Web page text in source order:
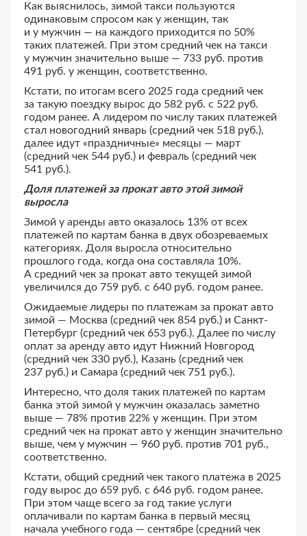
Как выяснилось, зимой такси пользуются
одинаковым спросом как у женщин, так
и у мужчин — на каждого приходится по 50%
таких платежей. При этом средний чек на такси
у мужчин значительно выше — 733 руб. против
491 руб. у женщин, соответственно.
Кстати, по итогам всего 2025 года средний чек
за такую поездку вырос до 582 руб. с 522 руб.
годом ранее. А лидером по числу таких платежей
стал новогодний январь (средний чек 518 руб.),
далее идут «праздничные» месяцы — март
(средний чек 544 руб.) и февраль (средний чек
541 руб.).
Доля платежей за прокат авто этой зимой
выросла
Зимой у аренды авто оказалось 13% от всех
платежей по картам банка в двух обозреваемых
категориях. Доля выросла относительно
прошлого года, когда она составляла 10%.
А средний чек за прокат авто текущей зимой
увеличился до 759 руб. с 640 руб. годом ранее.
Ожидаемые лидеры по платежам за прокат авто
зимой — Москва (средний чек 854 руб.) и Санкт-
Петербург (средний чек 653 руб.). Далее по числу
оплат за аренду авто идут Нижний Новгород
(средний чек 330 руб.), Казань (средний чек
237 руб.) и Самара (средний чек 751 руб.).
Интересно, что доля таких платежей по картам
банка этой зимой у мужчин оказалась заметно
выше — 78% против 22% у женщин. При этом
средний чек на прокат авто у женщин значительно
выше, чем у мужчин — 960 руб. против 701 руб.,
соответственно.
Кстати, общий средний чек такого платежа в 2025
году вырос до 659 руб. с 646 руб. годом ранее.
При этом чаще всего за год такие услуги
оплачивали по картам банка в первый месяц
начала учебного года — сентябре (средний чек